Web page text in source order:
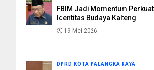
FBIM Jadi Momentum Perkuat
Identitas Budaya Kalteng
19 Mei 2026
DPRD KOTA PALANGKA RAYA